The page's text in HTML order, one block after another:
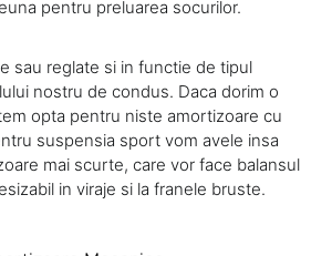
pentru preluarea socurilor.
sau reglate si in functie de tipul
nostru de condus. Daca dorim o
opta pentru niste amortizoare cu
suspensia sport vom avele insa
mai scurte, care vor face balansul
in viraje si la franele bruste.